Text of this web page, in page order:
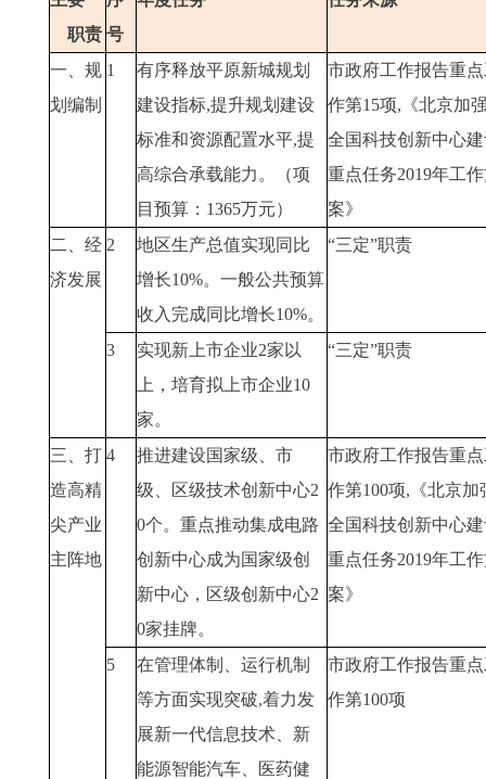
职责 号
一、规
划编制
1
有序释放平原新城规划
建设指标,提升规划建设
标准和资源配置水平,提
高综合承载能力。（项
目预算：1365万元）
市政府工作报告重
作第15项,《北京加
全国科技创新中心
重点任务2019年工
案》
二、经
济发展
2
地区生产总值实现同比
增长10%。一般公共预算
收入完成同比增长10%。
“三定”职责
3
实现新上市企业2家以
上，培育拟上市企业10
家。
“三定”职责
三、打
造高精
尖产业
主阵地
4
推进建设国家级、市
级、区级技术创新中心2
0个。重点推动集成电路
创新中心成为国家级创
新中心，区级创新中心2
0家挂牌。
市政府工作报告重
作第100项,《北京加
全国科技创新中心
重点任务2019年工
案》
5
在管理体制、运行机制
等方面实现突破,着力发
展新一代信息技术、新
能源智能汽车、医药健
市政府工作报告重
作第100项